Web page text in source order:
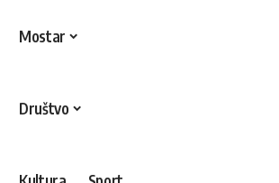
Mostar
Društvo